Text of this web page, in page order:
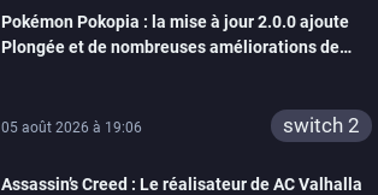
Pokémon Pokopia : la mise à jour 2.0.0 ajoute
Plongée et de nombreuses améliorations de
05 août 2026 à 19:06 switch 2
Assassin’s Creed : Le réalisateur de AC Valhalla